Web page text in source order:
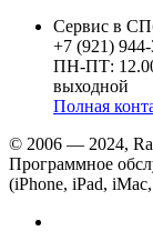
Сервис в
+7 (921)
ПН-ПТ:
выходной
Полная
© 2006 — 2024,
Программное
(iPhone, iPad,